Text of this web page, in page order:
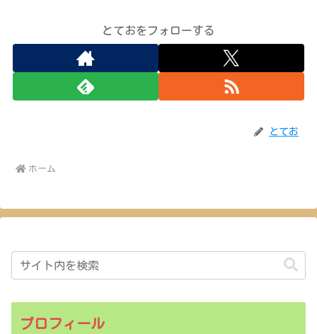
とておをフォローする
とてお
ホーム
プロフィール